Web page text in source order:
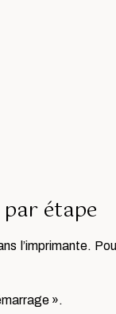
étape
l’imprimante.
».